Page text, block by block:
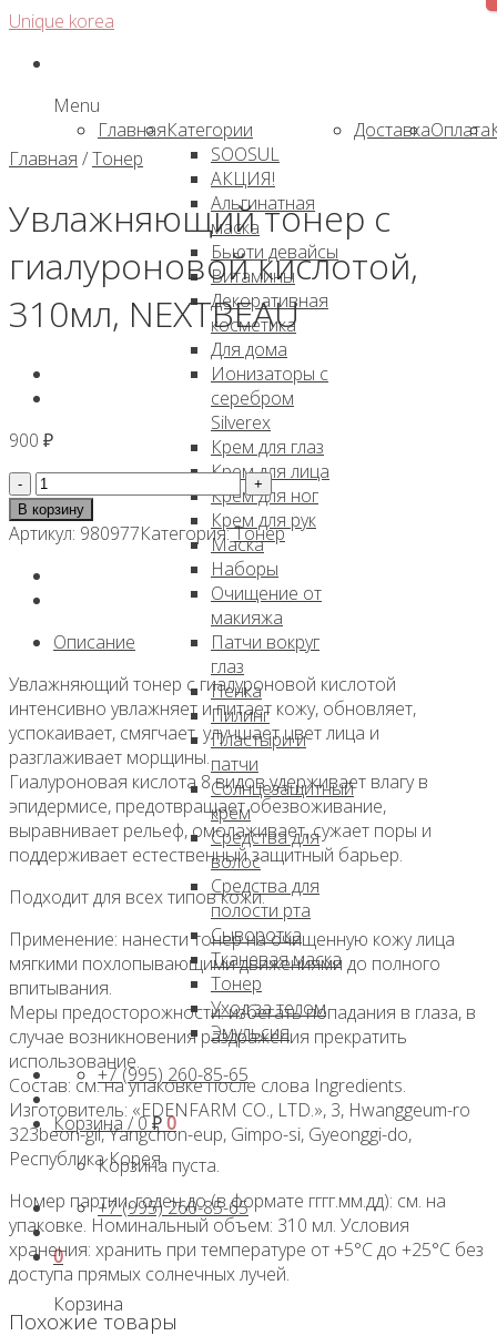
Skip
content
Unique korea
Menu
ГлавнаяКатегории
SOOSUL
АКЦИЯ!
Альгинатная
маска
Бьюти девайсы
Витамины
Декоративная
косметика
Для дома
Ионизаторы с
серебром
Silverex
Крем для глаз
Крем для лица
Крем для ног
Крем для рук
Маска
Наборы
Очищение от
макияжа
Патчи вокруг
глаз
Пенка
Пилинг
Пластыри и
патчи
Солнцезащитный
крем
Средства для
волос
Средства для
полости рта
Сыворотка
Тканевая маска
Тонер
Уход за телом
Эмульсия
ДоставкаОплата
+7 (995) 260-85-65
Корзина /0₽0
Корзина пуста.
+7 (995) 260-85-65
0
Корзина
Главная /Тонер
Увлажняющий тонер с
гиалуроновой кислотой,
310мл, NEXTBEAU
900 ₽
Количество
товара
Увлажняющий
с
гиалуроновой
310мл,
NEXTBEAU
В корзину
Артикул: 980977Категория:Тонер
Описание
Увлажняющий тонер с гиалуроновой кислотой
интенсивно увлажняет и питает кожу, обновляет,
успокаивает, смягчает, улучшает цвет лица и
разглаживает морщины.
Гиалуроновая кислота 8 видов удерживает влагу в
эпидермисе, предотвращает обезвоживание,
выравнивает рельеф, омолаживает, сужает поры и
поддерживает естественный защитный барьер.
Подходит для всех типов кожи.
Применение: нанести тонер на очищенную кожу лица
мягкими похлопывающими движениями до полного
впитывания.
Меры предосторожности: избегать попадания в глаза, в
случае возникновения раздражения прекратить
использование.
Состав: см. на упаковке после слова Ingredients.
Изготовитель: «EDENFARM CO., LTD.», 3, Hwanggeum-ro
323beon-gil, Yangchon-eup, Gimpo-si, Gyeonggi-do,
Республика Корея.
Номер партии, годен до (в формате гггг.мм.дд): см. на
упаковке. Номинальный объем: 310 мл. Условия
хранения: хранить при температуре от +5°С до +25°С без
доступа прямых солнечных лучей.
Похожие товары